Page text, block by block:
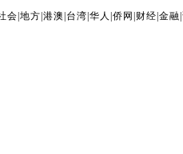
会 |地方 |港澳 台湾 |华人 |侨网 财经 |金融 |